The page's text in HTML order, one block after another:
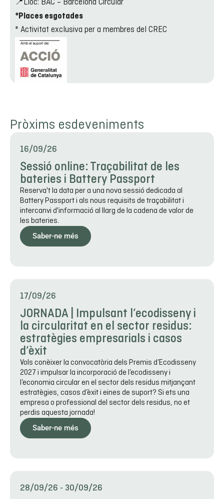
📍Lloc: BAC – Barcelona Circular
*Places esgotades
* Activitat exclusiva per a membres del CREC
Pròxims esdeveniments
16/09/26
Sessió online: Traçabilitat de les
bateries i Battery Passport
Reserva't la data per a una nova sessió dedicada al
Battery Passport i als nous requisits de traçabilitat i
intercanvi d'informació al llarg de la cadena de valor de
les bateries.
Saber-ne més
17/09/26
JORNADA | Impulsant l’ecodisseny i
la circularitat en el sector residus:
estratègies empresarials i casos
d’èxit
Vols conèixer la convocatòria dels Premis d’Ecodisseny
2027 i impulsar la incorporació de l’ecodisseny i
l’economia circular en el sector dels residus mitjançant
estratègies, casos d’èxit i eines de suport? Si ets una
empresa o professional del sector dels residus, no et
perdis aquesta jornada!
Saber-ne més
28/09/26 - 30/09/26